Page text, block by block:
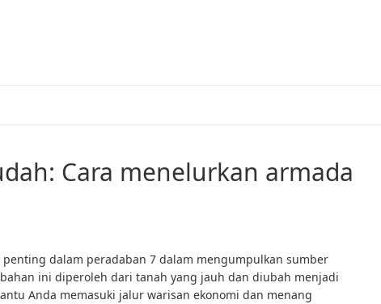
Cara menelurkan armada
dalam peradaban 7 dalam mengumpulkan sumber
ini diperoleh dari tanah yang jauh dan diubah menjadi
Anda memasuki jalur warisan ekonomi dan menang